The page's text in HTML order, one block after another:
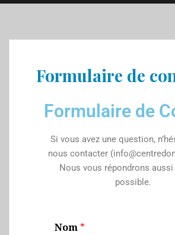
Formulaire de
Formulaire de
Si vous avez une question,
nous contacter
Nous vous répondrons
possible.
Nom *